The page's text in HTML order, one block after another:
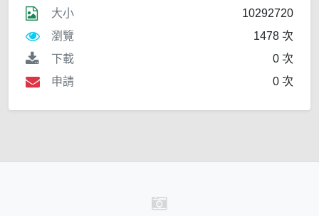
大小
10292720
瀏覽
1478 次
下載
0 次
申請
0 次